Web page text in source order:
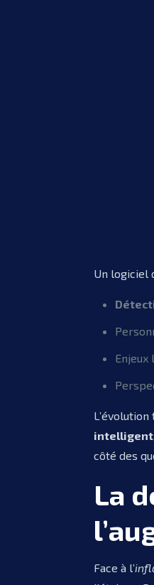
Un logiciel
Enjeux
intelligent
côté des
La
Face à l’